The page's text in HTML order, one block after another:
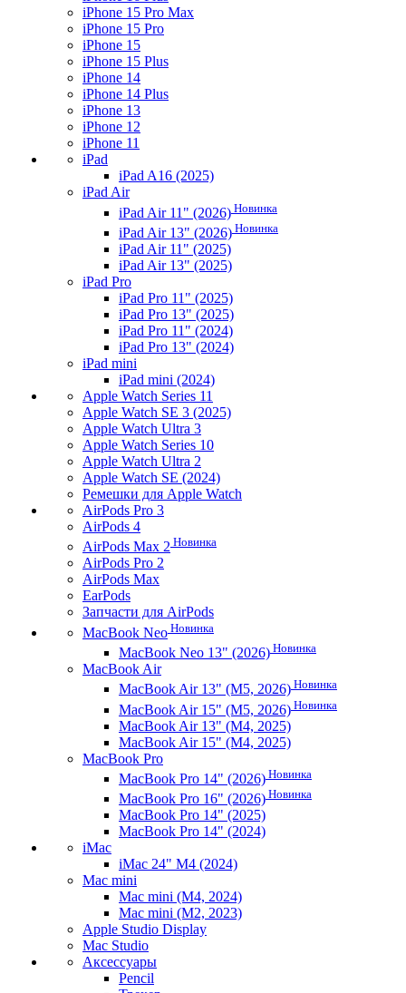
iPhone 15 Pro Max
iPhone 15 Pro
iPhone 15
iPhone 15 Plus
iPhone 14
iPhone 14 Plus
iPhone 13
iPhone 12
iPhone 11
iPad
iPad A16 (2025)
iPad Air
iPad Air 11" (2026) Новинка
iPad Air 13" (2026) Новинка
iPad Air 11" (2025)
iPad Air 13" (2025)
iPad Pro
iPad Pro 11" (2025)
iPad Pro 13" (2025)
iPad Pro 11" (2024)
iPad Pro 13" (2024)
iPad mini
iPad mini (2024)
Apple Watch Series 11
Apple Watch SE 3 (2025)
Apple Watch Ultra 3
Apple Watch Series 10
Apple Watch Ultra 2
Apple Watch SE (2024)
Ремешки для Apple Watch
AirPods Pro 3
AirPods 4
AirPods Max 2 Новинка
AirPods Pro 2
AirPods Max
EarPods
Запчасти для AirPods
MacBook Neo Новинка
MacBook Neo 13" (2026) Новинка
MacBook Air
MacBook Air 13" (M5, 2026) Новинка
MacBook Air 15" (M5, 2026) Новинка
MacBook Air 13" (M4, 2025)
MacBook Air 15" (M4, 2025)
MacBook Pro
MacBook Pro 14" (2026) Новинка
MacBook Pro 16" (2026) Новинка
MacBook Pro 14" (2025)
MacBook Pro 14" (2024)
iMac
iMac 24" M4 (2024)
Mac mini
Mac mini (M4, 2024)
Mac mini (M2, 2023)
Apple Studio Display
Mac Studio
Аксессуары
Pencil